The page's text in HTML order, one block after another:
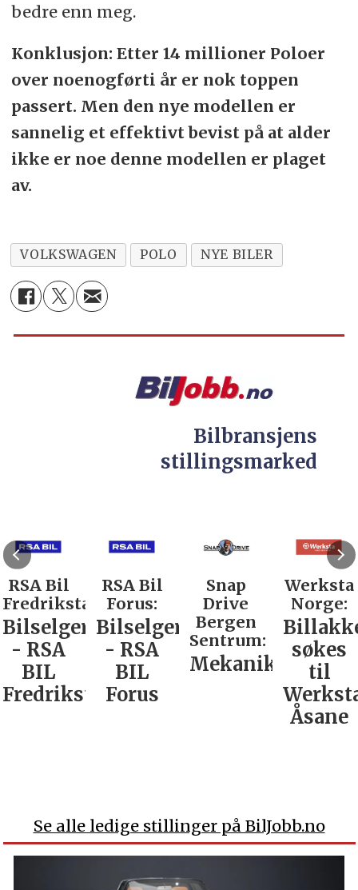
bedre enn meg.
Konklusjon: Etter 14 millioner Poloer
over noenogførti år er nok toppen
passert. Men den nye modellen er
sannelig et effektivt bevist på at alder
ikke er noe denne modellen er plaget
av.
VOLKSWAGEN POLO NYE BILER
Bilbransjens
stillingsmarked
RSA Bil
Fredrikstad:
Bilselger
- RSA
BIL
Fredrikstad
RSA Bil
Forus:
Bilselger
- RSA
BIL
Forus
Snap
Drive
Bergen
Sentrum:
Mekaniker
Werksta
Norge:
søkes
til
Åsane
Se alle ledige stillinger på BilJobb.no